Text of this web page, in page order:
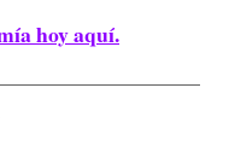
hoy aquí.